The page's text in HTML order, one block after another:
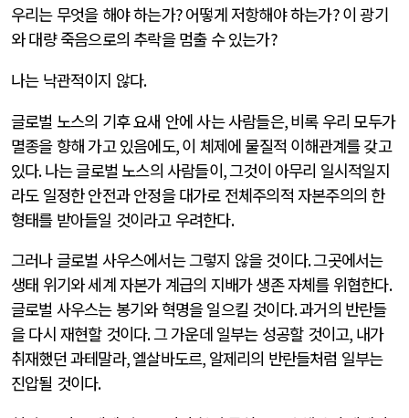
우리는 무엇을 해야 하는가?어떻게 저항해야 하는가?이 광기
와 대량 죽음으로의 추락을 멈출 수 있는가?
나는 낙관적이지 않다.
글로벌 노스의 기후 요새 안에 사는 사람들은,비록 우리 모두가
멸종을 향해 가고 있음에도,이 체제에 물질적 이해관계를 갖고
있다.나는 글로벌 노스의 사람들이,그것이 아무리 일시적일지
라도 일정한 안전과 안정을 대가로 전체주의적 자본주의의 한
형태를 받아들일 것이라고 우려한다.
그러나 글로벌 사우스에서는 그렇지 않을 것이다.그곳에서는
생태 위기와 세계 자본가 계급의 지배가 생존 자체를 위협한다.
글로벌 사우스는 봉기와 혁명을 일으킬 것이다.과거의 반란들
을 다시 재현할 것이다.그 가운데 일부는 성공할 것이고, 내가
취재했던 과테말라,엘살바도르, 알제리의 반란들처럼 일부는
진압될 것이다.